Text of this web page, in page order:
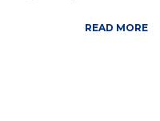
READ MORE